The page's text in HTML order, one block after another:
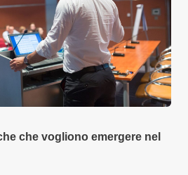
che vogliono emergere nel